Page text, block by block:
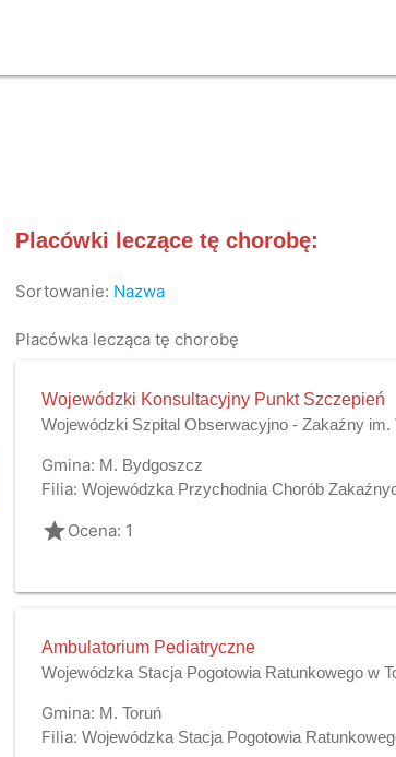
Placówki leczące tę chorobę:
Sortowanie: Nazwa
Placówka lecząca tę chorobę
Wojewódzki Konsultacyjny Punkt Szczepień
Wojewódzki Szpital Obserwacyjno - Zakaźny
Gmina: M. Bydgoszcz
Filia: Wojewódzka Przychodnia Chorób
gradeOcena: 1
Ambulatorium Pediatryczne
Wojewódzka Stacja Pogotowia Ratunkowego w
Gmina: M. Toruń
Filia: Wojewódzka Stacja Pogotowia